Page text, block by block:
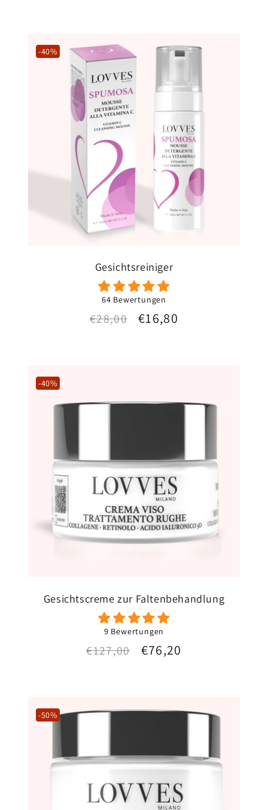
-40%
Gesichtsreiniger
64 Bewertungen
Normaler
€28,00 Verkaufspreis
€16,80
-40%
Gesichtscreme zur Faltenbehandlung
9 Bewertungen
Normaler
€127,00 Verkaufspreis
€76,20
-50%